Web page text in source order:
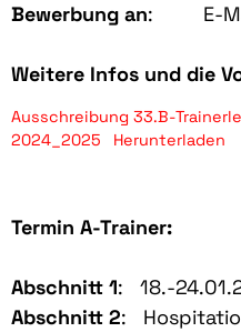
Bewerbung an: E-
Weitere Infos und die
Ausschreibung 33.B-
2024_2025
Herunterladen
Termin A-Trainer:
Abschnitt 1: 18.-
Abschnitt 2: